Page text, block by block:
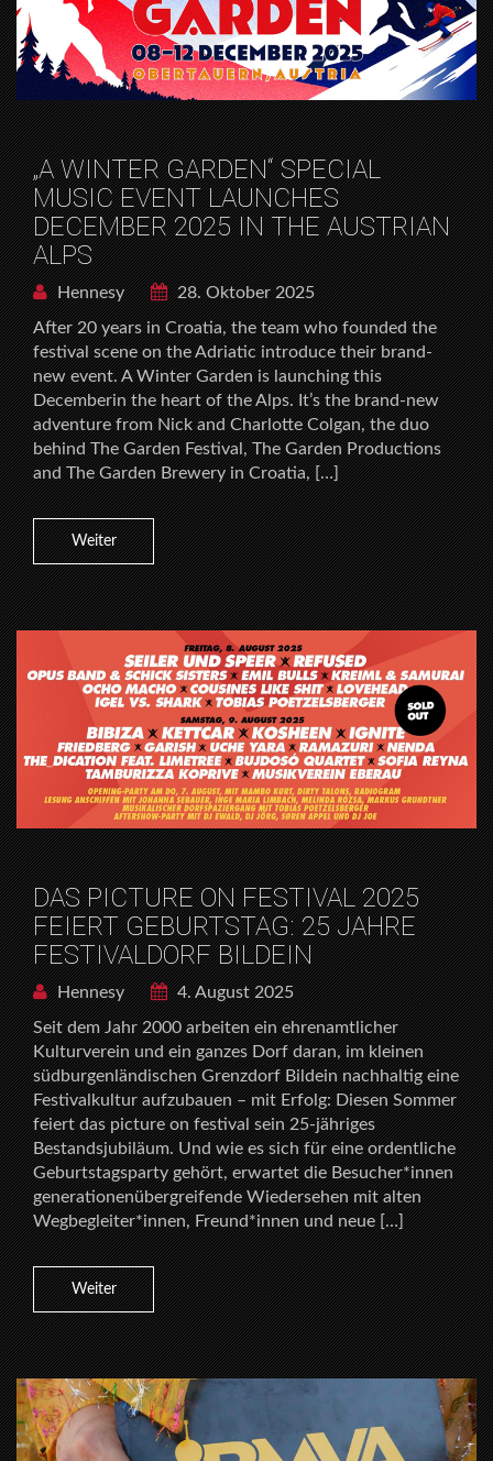
„A WINTER GARDEN“ SPECIAL
MUSIC EVENT LAUNCHES
DECEMBER 2025 IN THE AUSTRIAN
ALPS
Hennesy
28. Oktober 2025
After 20 years in Croatia, the team who founded the
festival scene on the Adriatic introduce their brand-
new event. A Winter Garden is launching this
Decemberin the heart of the Alps. It’s the brand-new
adventure from Nick and Charlotte Colgan, the duo
behind The Garden Festival, The Garden Productions
and The Garden Brewery in Croatia, […]
Weiter
DAS PICTURE ON FESTIVAL 2025
FEIERT GEBURTSTAG: 25 JAHRE
FESTIVALDORF BILDEIN
Hennesy
4. August 2025
Seit dem Jahr 2000 arbeiten ein ehrenamtlicher
Kulturverein und ein ganzes Dorf daran, im kleinen
südburgenländischen Grenzdorf Bildein nachhaltig eine
Festivalkultur aufzubauen – mit Erfolg: Diesen Sommer
feiert das picture on festival sein 25-jähriges
Bestandsjubiläum. Und wie es sich für eine ordentliche
Geburtstagsparty gehört, erwartet die Besucher*innen
generationenübergreifende Wiedersehen mit alten
Wegbegleiter*innen, Freund*innen und neue […]
Weiter